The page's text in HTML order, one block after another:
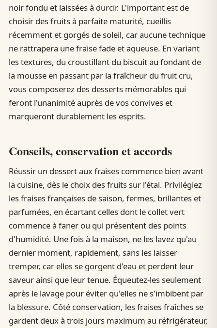
noir fondu et laissées à durcir. L'important est de
choisir des fruits à parfaite maturité, cueillis
récemment et gorgés de soleil, car aucune technique
ne rattrapera une fraise fade et aqueuse. En variant
les textures, du croustillant du biscuit au fondant de
la mousse en passant par la fraîcheur du fruit cru,
vous composerez des desserts mémorables qui
feront l'unanimité auprès de vos convives et
marqueront durablement les esprits.
Conseils, conservation et accords
Réussir un dessert aux fraises commence bien avant
la cuisine, dès le choix des fruits sur l'étal. Privilégiez
les fraises françaises de saison, fermes, brillantes et
parfumées, en écartant celles dont le collet vert
commence à faner ou qui présentent des points
d'humidité. Une fois à la maison, ne les lavez qu'au
dernier moment, rapidement, sans les laisser
tremper, car elles se gorgent d'eau et perdent leur
saveur ainsi que leur tenue. Équeutez-les seulement
après le lavage pour éviter qu'elles ne s'imbibent par
la blessure. Côté conservation, les fraises fraîches se
gardent deux à trois jours maximum au réfrigérateur,